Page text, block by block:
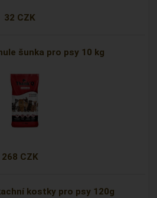
32 CZK
šunka pro psy 10 kg
268 CZK
kostky pro psy 120g